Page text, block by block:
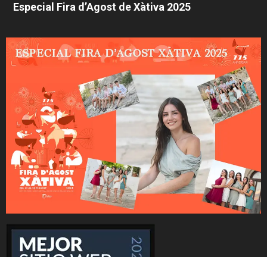
Especial Fira d’Agost de Xàtiva 2025